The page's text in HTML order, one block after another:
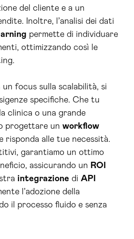
del cliente e a un
Inoltre, l’analisi dei dati
permette di individuare
ottimizzando così le
un focus sulla scalabilità, si
specifiche. Che tu
clinica o una grande
progettare un workflow
risponda alle tue necessità.
garantiamo un ottimo
assicurando un ROI
integrazione di API
l’adozione della
il processo fluido e senza